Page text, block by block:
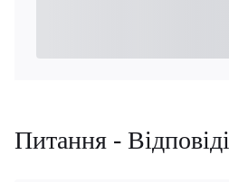
Питання - Відповіді